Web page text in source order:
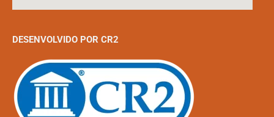
DESENVOLVIDO POR CR2